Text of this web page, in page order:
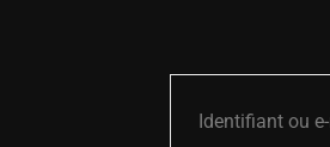
Identifiant ou